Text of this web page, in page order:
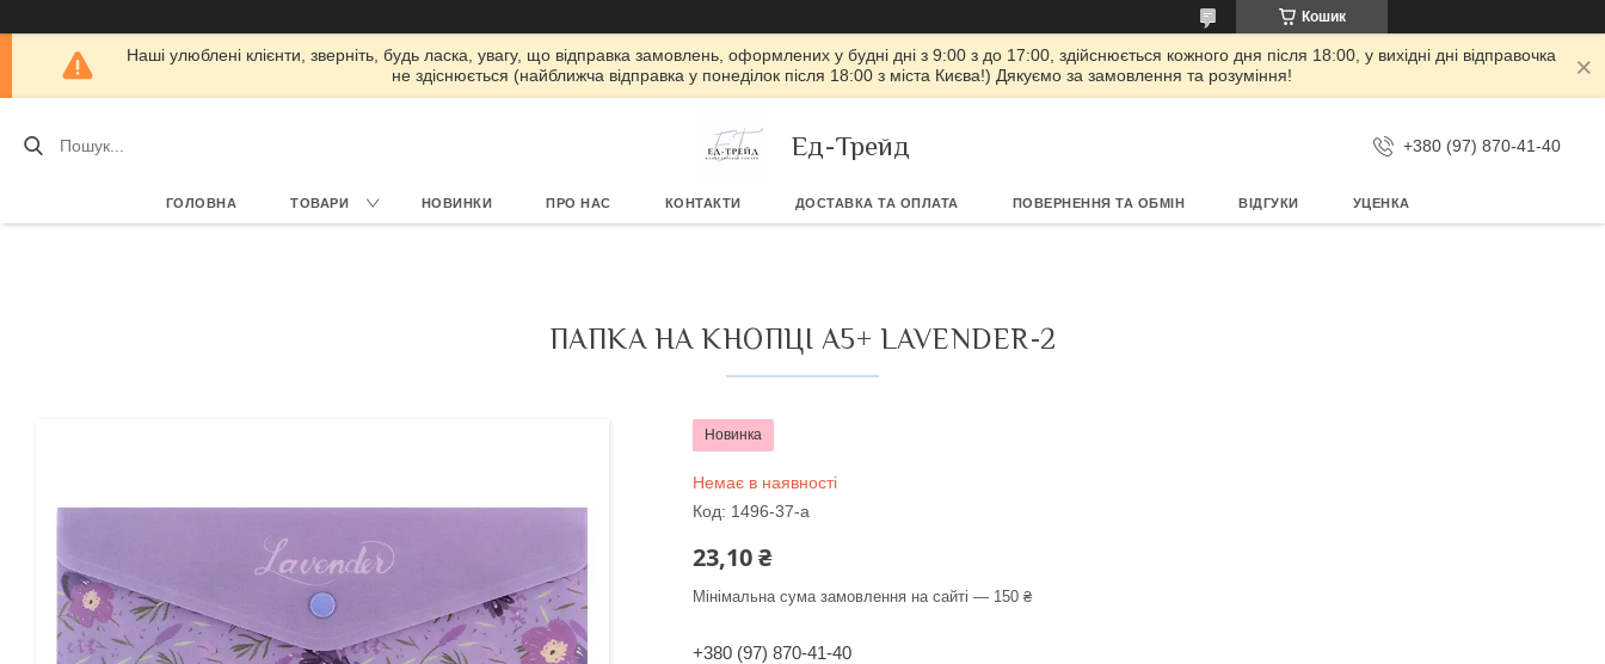
Кошик
Наші улюблені клієнти, зверніть, будь ласка, увагу, що відправка замовлень, оформлених у будні дні з 9:00 з до 17:00, здійснюється кожного дня після 18:00, у вихідні дні відправочка
не здіснюється (найближча відправка у понеділок після 18:00 з міста Києва!) Дякуємо за замовлення та розуміння!
Ед-Трейд +380 (97) 870-41-40
ГОЛОВНА ТОВАРИ НОВИНКИ ПРО НАС КОНТАКТИ ДОСТАВКА ТА ОПЛАТА ПОВЕРНЕННЯ ТА ОБМІН ВІДГУКИ УЦЕНКА
ПАПКА НА КНОПЦІ А5+ LAVENDER-2
Новинка
Немає в наявності
Код: 1496-37-a
23,10 ₴
Мінімальна сума замовлення на сайті — 150 ₴
+380 (97) 870-41-40